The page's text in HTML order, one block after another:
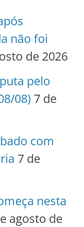
não foi
de 2026
pelo
08) 7 de
com
7 de
nesta
agosto de